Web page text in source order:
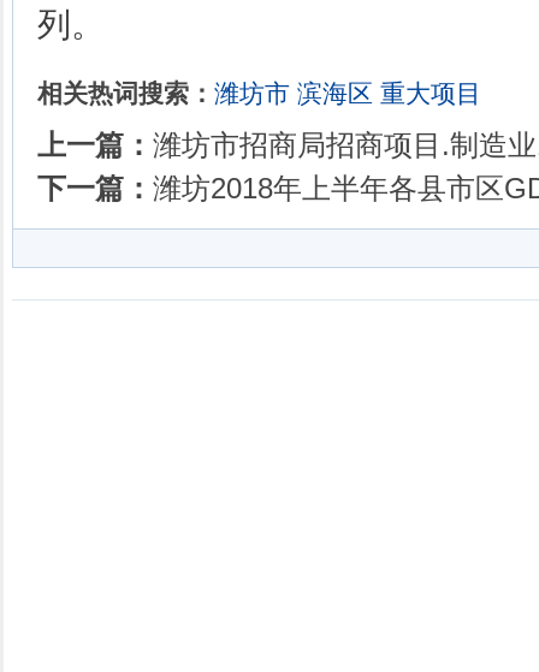
列。
相关热词搜索： 潍坊市 滨海区 重大项目
上一篇： 潍坊市招商局招商项目.制造
下一篇： 潍坊2018年上半年各县市区